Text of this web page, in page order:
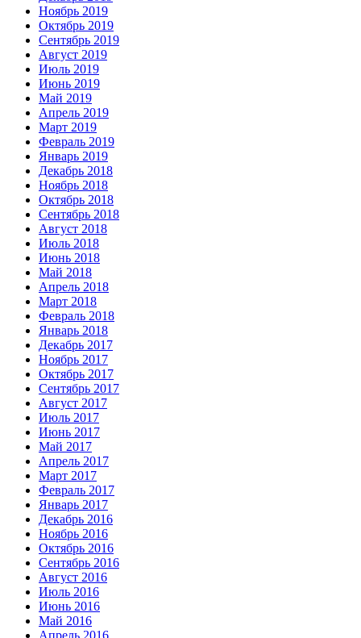
Ноябрь 2019
Октябрь 2019
Сентябрь 2019
Август 2019
Июль 2019
Июнь 2019
Май 2019
Апрель 2019
Март 2019
Февраль 2019
Январь 2019
Декабрь 2018
Ноябрь 2018
Октябрь 2018
Сентябрь 2018
Август 2018
Июль 2018
Июнь 2018
Май 2018
Апрель 2018
Март 2018
Февраль 2018
Январь 2018
Декабрь 2017
Ноябрь 2017
Октябрь 2017
Сентябрь 2017
Август 2017
Июль 2017
Июнь 2017
Май 2017
Апрель 2017
Март 2017
Февраль 2017
Январь 2017
Декабрь 2016
Ноябрь 2016
Октябрь 2016
Сентябрь 2016
Август 2016
Июль 2016
Июнь 2016
Май 2016